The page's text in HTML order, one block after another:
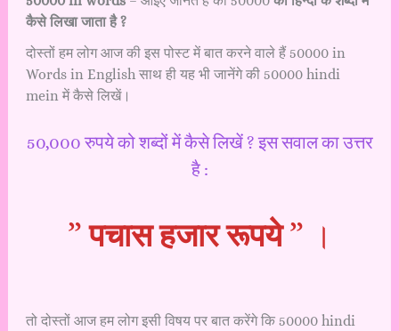
कैसे लिखा जाता है ?
दोस्तों हम लोग आज की इस पोस्ट में बात करने वाले हैं 50000 in
Words in English साथ ही यह भी जानेंगे की 50000 hindi
mein में कैसे लिखें।
50,000 रुपये को शब्दों में कैसे लिखें ? इस सवाल का उत्तर
है :
”पचास हजार रूपये” ।
तो दोस्तों आज हम लोग इसी विषय पर बात करेंगे कि 50000 hindi